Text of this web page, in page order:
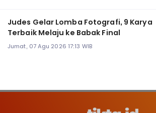
Judes Gelar Lomba Fotografi, 9 Karya
Terbaik Melaju ke Babak Final
Jumat, 07 Agu 2026 17:13 WIB